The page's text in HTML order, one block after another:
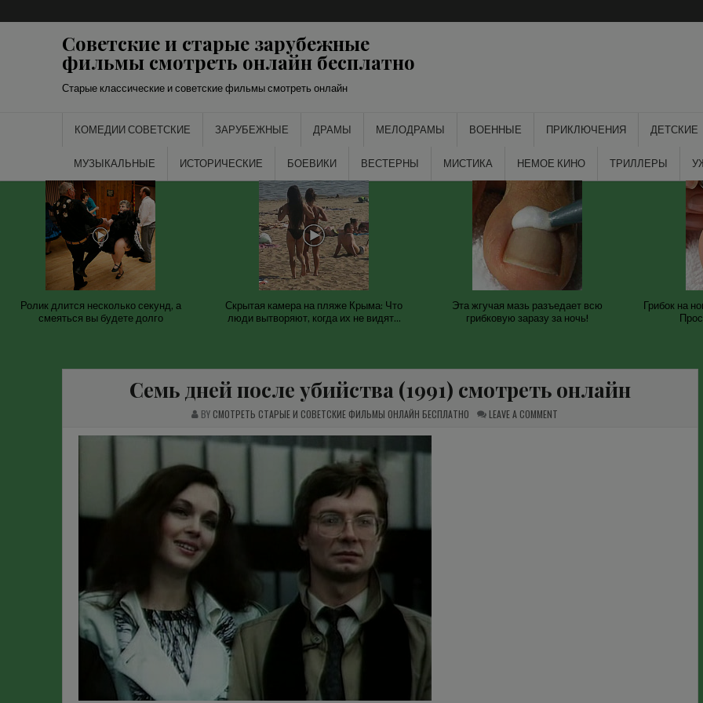
к
содержимомуСоветские и старые зарубежные
фильмы смотреть онлайн бесплатно
Старые классические и советские фильмы смотреть онлайн
КОМЕДИИ СОВЕТСКИЕ ЗАРУБЕЖНЫЕ ДРАМЫ МЕЛОДРАМЫ ВОЕННЫЕ ПРИКЛЮЧЕНИЯ ДЕТСКИЕ
МУЗЫКАЛЬНЫЕ ИСТОРИЧЕСКИЕ БОЕВИКИ ВЕСТЕРНЫ МИСТИКА НЕМОЕ КИНО ТРИЛЛЕРЫ
Ролик длится несколько секунд, а
смеяться вы будете долго
Скрытая камера на пляже Крыма: Что
люди вытворяют, когда их не видят...
Эта жгучая мазь разъедает всю
грибковую заразу за ночь!
Грибок на
Семь дней после убийства (1991) смотреть онлайн
BY СМОТРЕТЬ СТАРЫЕ И СОВЕТСКИЕ ФИЛЬМЫ ОНЛАЙН БЕСПЛАТНО LEAVE A COMMENTON